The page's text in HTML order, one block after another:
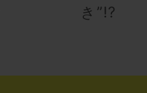
き”!?